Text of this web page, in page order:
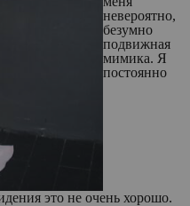
невероятно,
безумно
подвижная
мимика. Я
постоянно
это не очень хорошо.